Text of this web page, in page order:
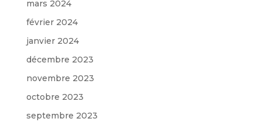
mars 2024
février 2024
janvier 2024
décembre 2023
novembre 2023
octobre 2023
septembre 2023